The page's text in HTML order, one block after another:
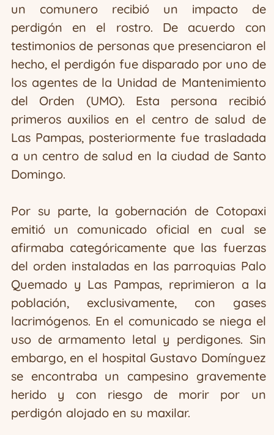
un comunero recibió un impacto de
perdigón en el rostro. De acuerdo con
testimonios de personas que presenciaron el
hecho, el perdigón fue disparado por uno de
los agentes de la Unidad de Mantenimiento
del Orden (UMO). Esta persona recibió
primeros auxilios en el centro de salud de
Las Pampas, posteriormente fue trasladada
a un centro de salud en la ciudad de Santo
Domingo.
Por su parte, la gobernación de Cotopaxi
emitió un comunicado oficial en cual se
afirmaba categóricamente que las fuerzas
del orden instaladas en las parroquias Palo
Quemado y Las Pampas, reprimieron a la
población, exclusivamente, con gases
lacrimógenos. En el comunicado se niega el
uso de armamento letal y perdigones. Sin
embargo, en el hospital Gustavo Domínguez
se encontraba un campesino gravemente
herido y con riesgo de morir por un
perdigón alojado en su maxilar.